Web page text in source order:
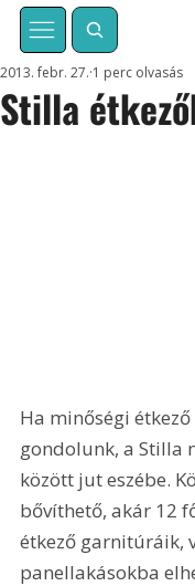
Stilla
2013. febr. 27. 1 perc olvasás
Ha minőségi
gondolunk, a Stilla
között jut eszébe.
bővíthető, akár 12
étkező garnitúráik,
panellakásokba